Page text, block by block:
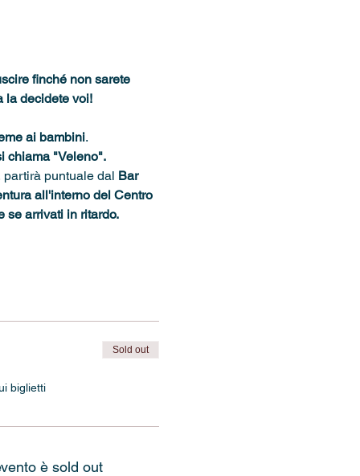
finché non sarete
la decidete voi!
ai bambini.
chiama "Veleno".
partirà puntuale dal Bar
all'interno del Centro
se arrivati in ritardo.
biglietti
Sold out
è sold out